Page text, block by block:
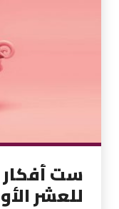
ست أفكار
للعشر